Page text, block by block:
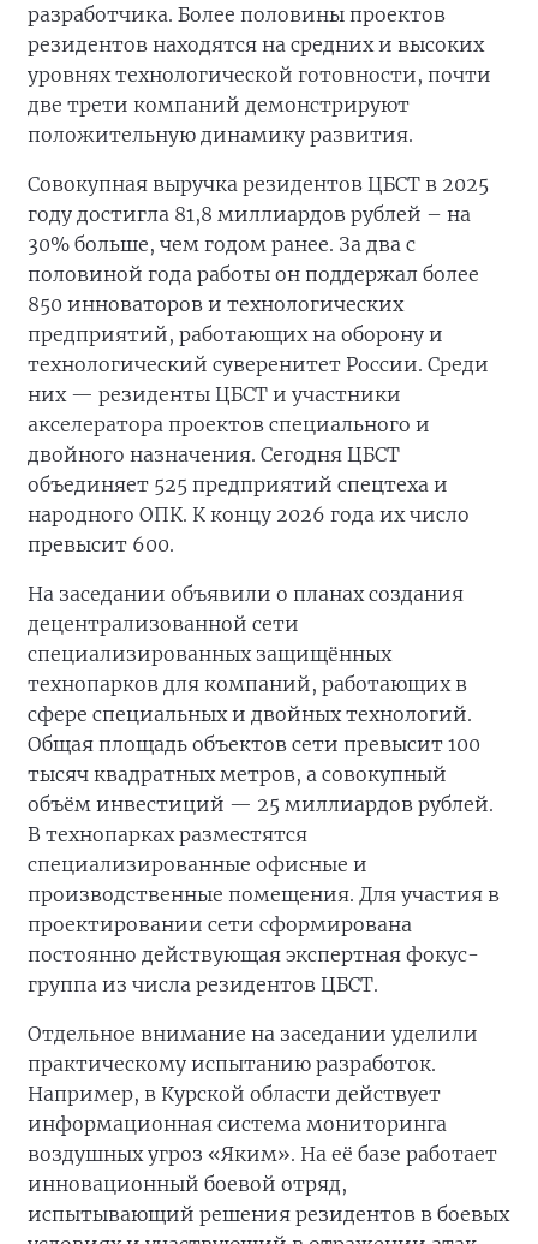
разработчика. Более половины проектов
резидентов находятся на средних и высоких
уровнях технологической готовности, почти
две трети компаний демонстрируют
положительную динамику развития.
Совокупная выручка резидентов ЦБСТ в 2025
году достигла 81,8 миллиардов рублей – на
30% больше, чем годом ранее. За два с
половиной года работы он поддержал более
850 инноваторов и технологических
предприятий, работающих на оборону и
технологический суверенитет России. Среди
них — резиденты ЦБСТ и участники
акселератора проектов специального и
двойного назначения. Сегодня ЦБСТ
объединяет 525 предприятий спецтеха и
народного ОПК. К концу 2026 года их число
превысит 600.
На заседании объявили о планах создания
децентрализованной сети
специализированных защищённых
технопарков для компаний, работающих в
сфере специальных и двойных технологий.
Общая площадь объектов сети превысит 100
тысяч квадратных метров, а совокупный
объём инвестиций — 25 миллиардов рублей.
В технопарках разместятся
специализированные офисные и
производственные помещения. Для участия в
проектировании сети сформирована
постоянно действующая экспертная фокус-
группа из числа резидентов ЦБСТ.
Отдельное внимание на заседании уделили
практическому испытанию разработок.
Например, в Курской области действует
информационная система мониторинга
воздушных угроз «Яким». На её базе работает
инновационный боевой отряд,
испытывающий решения резидентов в боевых